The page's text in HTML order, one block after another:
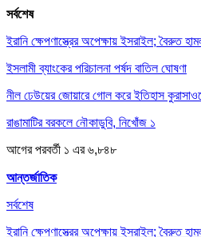
সর্বশেষ
ইরানি ক্ষেপণাস্ত্রের অপেক্ষায় ইসরাইল; বৈরুত
ইসলামী ব্যাংকের পরিচালনা পর্ষদ বাতিল ঘোষণা
নীল ঢেউয়ের জোয়ারে গোল করে ইতিহাস
রাঙামাটির বরকলে নৌকাডুবি, নিখোঁজ ১
আগেরপরবর্তী ১ এর ৬,৮৪৮
আন্তর্জাতিক
সর্বশেষ
ইরানি ক্ষেপণাস্ত্রের অপেক্ষায় ইসরাইল; বৈরুত